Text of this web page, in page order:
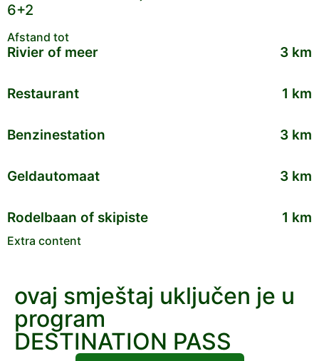
6+2
Afstand tot
Rivier of meer 3 km
Restaurant 1 km
Benzinestation 3 km
Geldautomaat 3 km
Rodelbaan of skipiste 1 km
Extra content
ovaj smještaj uključen je u
program
DESTINATION PASS